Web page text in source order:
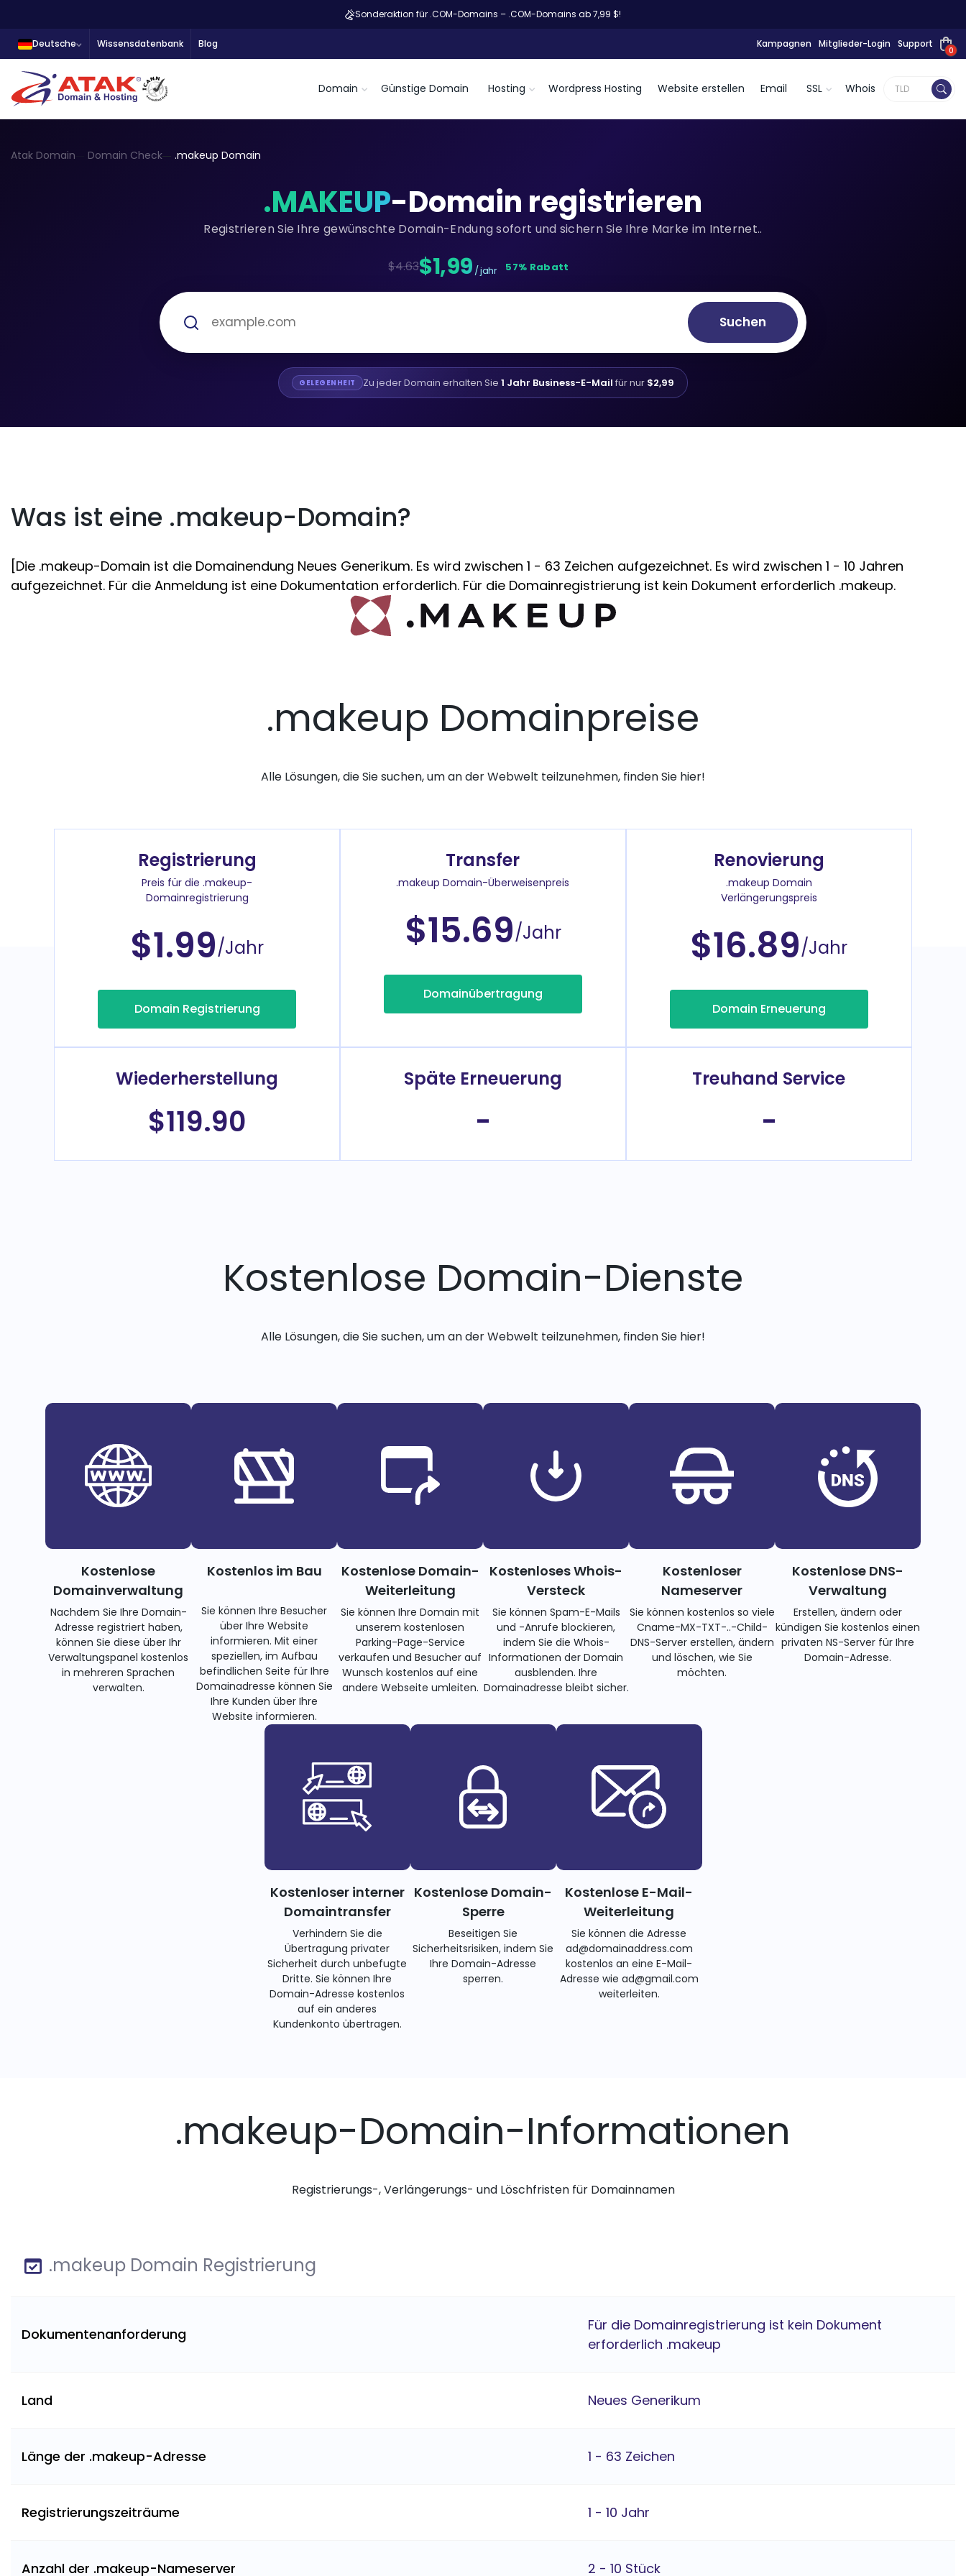
Sonderaktion für .COM-Domains – .COM-Domains ab 7,99 $!
Deutsche Wissensdatenbank Blog Kampagnen Mitglieder-Login Support
0
Domain Günstige Domain Hosting Wordpress Hosting Website erstellen Email SSL Whois
Atak Domain Domain Check .makeup Domain
.MAKEUP-Domain registrieren
Registrieren Sie Ihre gewünschte Domain-Endung sofort und sichern Sie Ihre Marke im Internet..
$4.63$1,99 / jahr 57% Rabatt
Suchen
GELEGENHEIT Zu jeder Domain erhalten Sie 1 Jahr Business-E-Mail für nur $2,99
Was ist eine .makeup-Domain?
[Die .makeup-Domain ist die Domainendung Neues Generikum. Es wird zwischen 1 - 63 Zeichen aufgezeichnet. Es wird zwischen 1 - 10 Jahren
aufgezeichnet. Für die Anmeldung ist eine Dokumentation erforderlich. Für die Domainregistrierung ist kein Dokument erforderlich .makeup.
.makeup Domainpreise
Alle Lösungen, die Sie suchen, um an der Webwelt teilzunehmen, finden Sie hier!
Registrierung
Preis für die .makeup-
Domainregistrierung
$1.99/Jahr
Domain Registrierung
Transfer
.makeup Domain-Überweisenpreis
$15.69/Jahr
Domainübertragung
Renovierung
.makeup Domain
Verlängerungspreis
$16.89/Jahr
Domain Erneuerung
Wiederherstellung
$119.90
Späte Erneuerung
-
Treuhand Service
-
Kostenlose Domain-Dienste
Alle Lösungen, die Sie suchen, um an der Webwelt teilzunehmen, finden Sie hier!
Kostenlose
Domainverwaltung
Nachdem Sie Ihre Domain-
Adresse registriert haben,
können Sie diese über Ihr
Verwaltungspanel kostenlos
in mehreren Sprachen
verwalten.
Kostenlos im Bau
Sie können Ihre Besucher
über Ihre Website
informieren. Mit einer
speziellen, im Aufbau
befindlichen Seite für Ihre
Domainadresse können Sie
Ihre Kunden über Ihre
Website informieren.
Kostenlose Domain-
Weiterleitung
Sie können Ihre Domain mit
unserem kostenlosen
Parking-Page-Service
verkaufen und Besucher auf
Wunsch kostenlos auf eine
andere Webseite umleiten.
Kostenloses Whois-
Versteck
Sie können Spam-E-Mails
und -Anrufe blockieren,
indem Sie die Whois-
Informationen der Domain
ausblenden. Ihre
Domainadresse bleibt sicher.
Kostenloser
Nameserver
Sie können kostenlos so viele
Cname-MX-TXT-..-Child-
DNS-Server erstellen, ändern
und löschen, wie Sie
möchten.
Kostenlose DNS-
Verwaltung
Erstellen, ändern oder
kündigen Sie kostenlos einen
privaten NS-Server für Ihre
Domain-Adresse.
Kostenloser interner
Domaintransfer
Verhindern Sie die
Übertragung privater
Sicherheit durch unbefugte
Dritte. Sie können Ihre
Domain-Adresse kostenlos
auf ein anderes
Kundenkonto übertragen.
Kostenlose Domain-
Sperre
Beseitigen Sie
Sicherheitsrisiken, indem Sie
Ihre Domain-Adresse
sperren.
Kostenlose E-Mail-
Weiterleitung
Sie können die Adresse
ad@domainaddress.com
kostenlos an eine E-Mail-
Adresse wie ad@gmail.com
weiterleiten.
.makeup-Domain-Informationen
Registrierungs-, Verlängerungs- und Löschfristen für Domainnamen
.makeup Domain Registrierung
Dokumentenanforderung
Für die Domainregistrierung ist kein Dokument
erforderlich .makeup
Land Neues Generikum
Länge der .makeup-Adresse 1 - 63 Zeichen
Registrierungszeiträume 1 - 10 Jahr
Anzahl der .makeup-Nameserver 2 - 10 Stück